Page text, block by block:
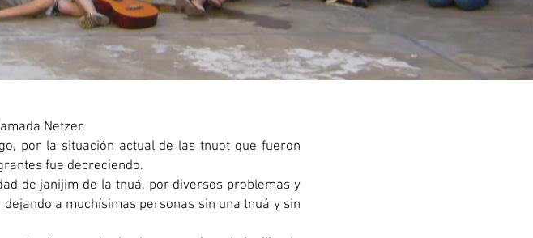
Netzer.
por la situación actual de las tnuot que fueron
fue decreciendo.
de janijim de la tnuá, por diversos problemas y
a muchísimas personas sin una tnuá y sin